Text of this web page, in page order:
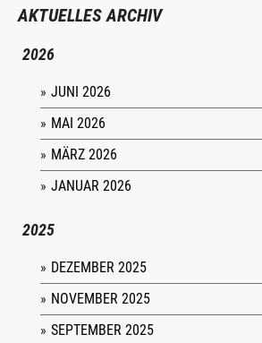
AKTUELLES ARCHIV
2026
JUNI 2026
MAI 2026
MÄRZ 2026
JANUAR 2026
2025
DEZEMBER 2025
NOVEMBER 2025
SEPTEMBER 2025